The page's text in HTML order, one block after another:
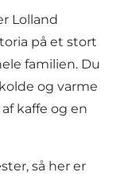
Lolland
på et stort
familien. Du
og varme
kaffe og en
så her er